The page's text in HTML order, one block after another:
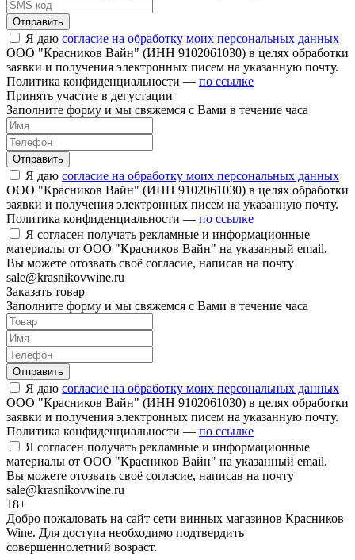
Отправить
Я даю согласие на обработку моих персональных данных
ООО "Красников Вайн" (ИНН 9102061030) в целях обработки
заявки и получения электронных писем на указанную почту.
Политика конфиденциальности — по ссылке
Принять участие в дегустации
Заполните форму и мы свяжемся с Вами в течение часа
Отправить
Я даю согласие на обработку моих персональных данных
ООО "Красников Вайн" (ИНН 9102061030) в целях обработки
заявки и получения электронных писем на указанную почту.
Политика конфиденциальности — по ссылке
Я согласен получать рекламные и информационные
материалы от ООО "Красников Вайн" на указанный email.
Вы можете отозвать своё согласие, написав на почту
sale@krasnikovwine.ru
Заказать товар
Заполните форму и мы свяжемся с Вами в течение часа
Отправить
Я даю согласие на обработку моих персональных данных
ООО "Красников Вайн" (ИНН 9102061030) в целях обработки
заявки и получения электронных писем на указанную почту.
Политика конфиденциальности — по ссылке
Я согласен получать рекламные и информационные
материалы от ООО "Красников Вайн" на указанный email.
Вы можете отозвать своё согласие, написав на почту
sale@krasnikovwine.ru
18+
Добро пожаловать на сайт сети винных магазинов Красников
Wine. Для доступа необходимо подтвердить
совершеннолетний возраст.